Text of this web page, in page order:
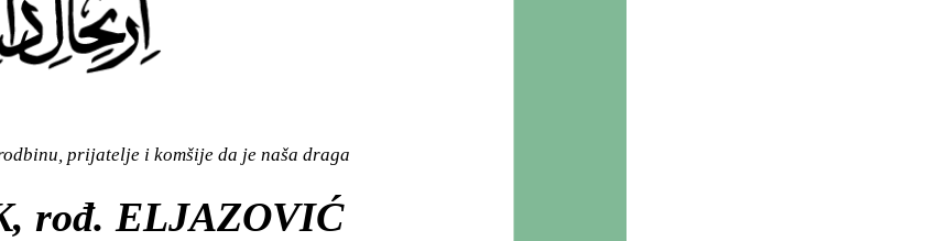
prijatelje i komšije da je naša draga
rođ. ELJAZOVIĆ